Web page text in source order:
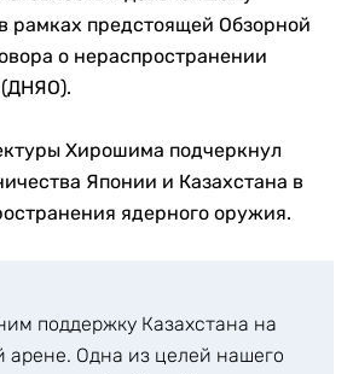
рамках предстоящей Обзорной
о нераспространении
Хирошима подчеркнул
Японии и Казахстана в
ядерного оружия.
поддержку Казахстана на
арене. Одна из целей нашего